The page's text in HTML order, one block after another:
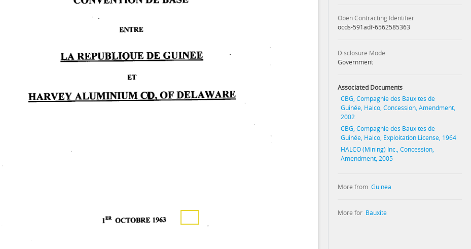
Open Contracting Identifier
ocds-591adf-6562585363
Disclosure Mode
Government
Associated Documents
CBG, Compagnie des Bauxites de
Guinée, Halco, Concession, Amendment,
2002
CBG, Compagnie des Bauxites de
Guinée, Halco, Exploitation License, 1964
HALCO (Mining) Inc., Concession,
Amendment, 2005
More from Guinea
More for Bauxite